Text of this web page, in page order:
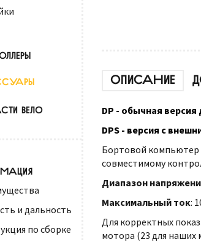
ВЕЛО
и дальность
по сборке
ОПИСАНИЕ
DP - обычная
DPS - версия с
Бортовой компьютер
совместимому
Диапазон
Максимальный ток:
Для корректных
мотора (23 для наших